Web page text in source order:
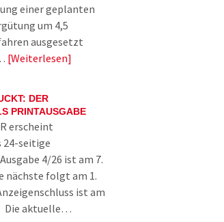
einer geplanten
um 4,5
ausgesetzt
Weiterlesen
DER
PRINTAUSGABE
erscheint
24-seitige
4/26 ist am 7.
nächste folgt am 1.
ist am
Die aktuelle…